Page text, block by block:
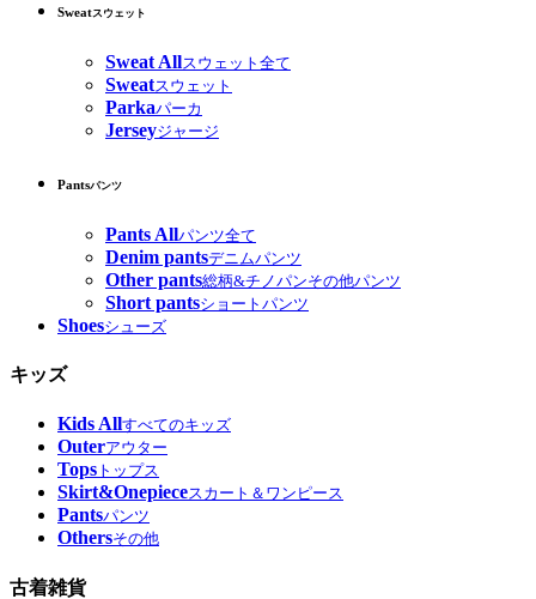
Sweatスウェット
Sweat Allスウェット全て
Sweatスウェット
Parkaパーカ
Jerseyジャージ
Pantsパンツ
Pants Allパンツ全て
Denim pantsデニムパンツ
Other pants総柄&チノパンその他パンツ
Short pantsショートパンツ
Shoesシューズ
キッズ
Kids Allすべてのキッズ
Outerアウター
Tops トップス
Skirt&Onepieceスカート＆ワンピース
Pantsパンツ
Othersその他
古着雑貨